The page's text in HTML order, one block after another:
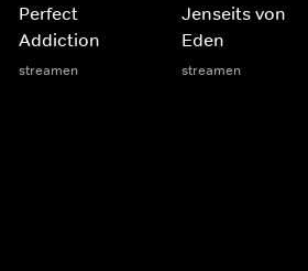
Perfect
Addiction
streamen
Jenseits von
Eden
streamen